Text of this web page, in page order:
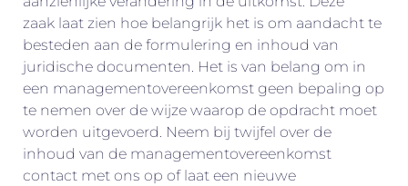
zaak laat zien hoe belangrijk het is om aandacht te
besteden aan de formulering en inhoud van
juridische documenten. Het is van belang om in
een managementovereenkomst geen bepaling op
te nemen over de wijze waarop de opdracht moet
worden uitgevoerd. Neem bij twijfel over de
inhoud van de managementovereenkomst
contact met ons op of laat een nieuwe